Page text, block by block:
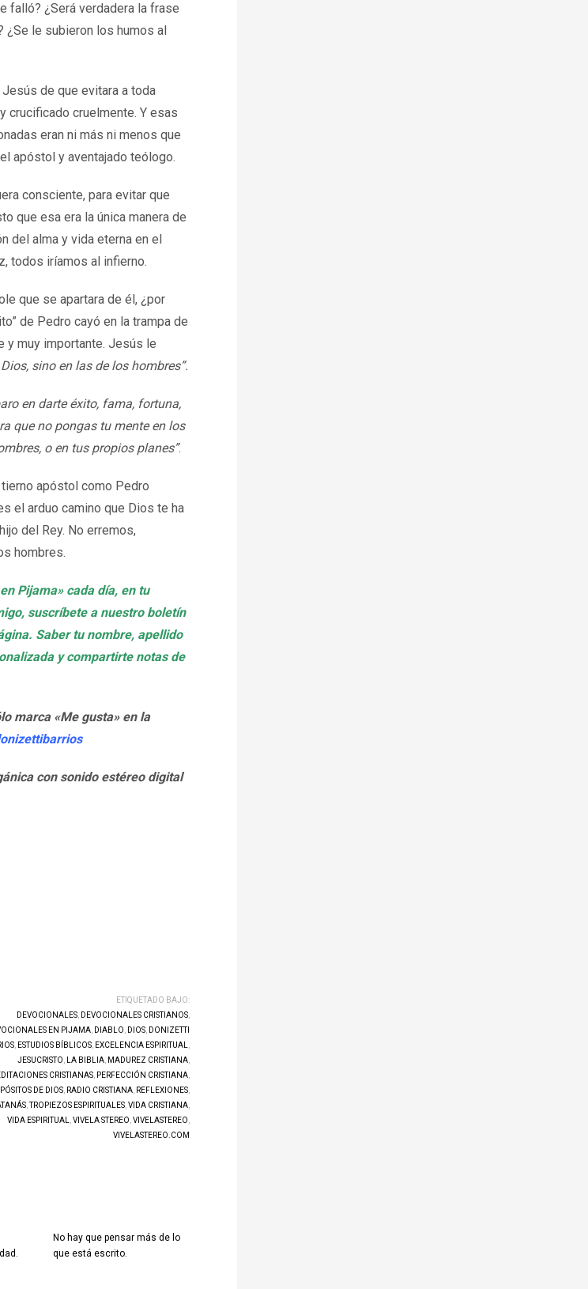
falló? ¿Será verdadera la frase
le subieron los humos al
de que evitara a toda
crucificado cruelmente. Y esas
eran ni más ni menos que
apóstol y aventajado teólogo.
consciente, para evitar que
que esa era la única manera de
del alma y vida eterna en el
todos iríamos al infierno.
que se apartara de él, ¿por
de Pedro cayó en la trampa de
y muy importante. Jesús le
sino en las de los hombres”.
en darte éxito, fama, fortuna,
que no pongas tu mente en los
o en tus propios planes”.
apóstol como Pedro
el arduo camino que Dios te ha
del Rey. No erremos,
hombres.
Pijama» cada día, en tu
suscríbete a nuestro boletín
Saber tu nombre, apellido
y compartirte notas de
marca «Me gusta» en la
con sonido estéreo digital
ETIQUETADO BAJO:
DEVOCIONALES, DEVOCIONALES CRISTIANOS,
EN PIJAMA, DIABLO DIOS, DONIZETTI
, ESTUDIOS BÍBLICOS, EXCELENCIA ESPIRITUAL
JESUCRISTO
LA BIBLIA, MADUREZ CRISTIANA,
CRISTIANAS, PERFECCIÓN CRISTIANA,
DE DIOS, RADIO CRISTIANA, REFLEXIONES,
,TROPIEZOS ESPIRITUALES, VIDA CRISTIANA,
VIDA ESPIRITUAL
VIVELA STEREO VIVELASTEREO
VIVELASTEREO.COM
No hay que pensar más de lo
que está escrito.